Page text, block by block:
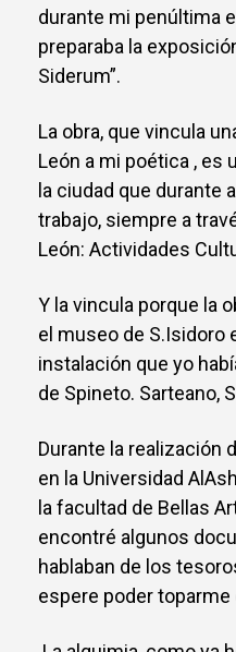
durante mi penúltima
preparaba la
Siderum”.
La obra, que vincula
León a mi poética , es
la ciudad que durante
trabajo, siempre a
León: Actividades
Y la vincula porque la
el museo de S.Isidoro
instalación que yo
de Spineto. Sarteano,
Durante la realización
en la Universidad
la facultad de Bellas
encontré algunos
hablaban de los
espere poder toparme